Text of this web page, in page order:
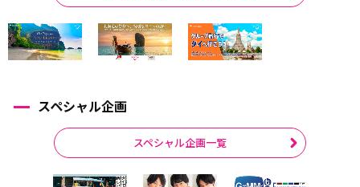
スペシャル企画
スペシャル企画一覧